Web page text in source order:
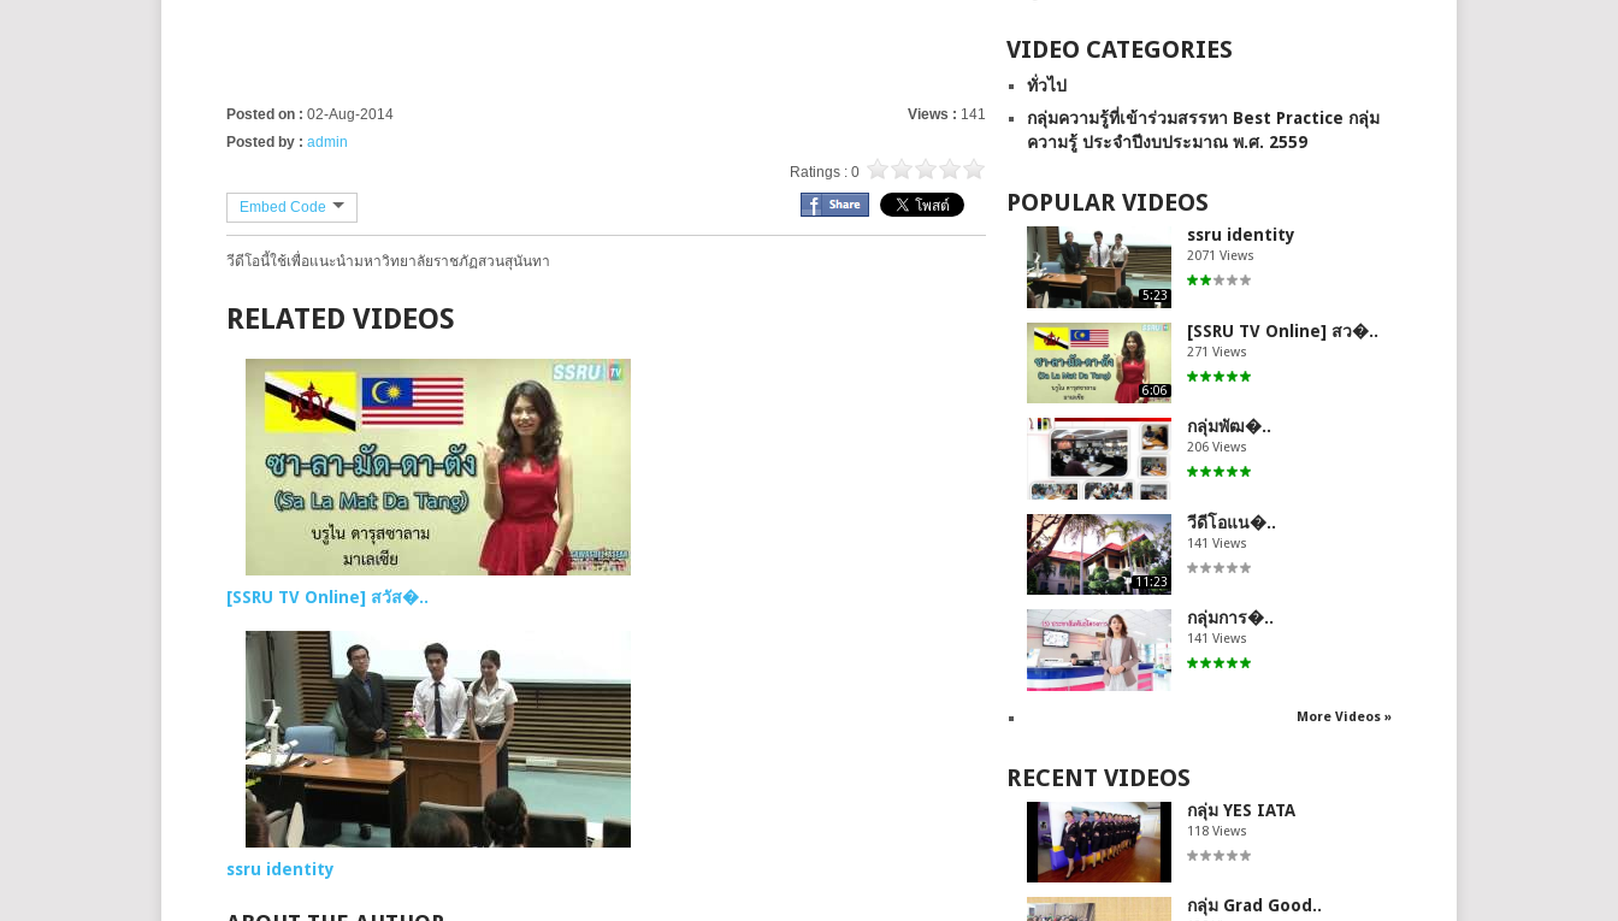
Posted on :02-Aug-2014 Views : 141
Posted by :admin
Ratings : 0
Embed Code
วีดีโอนี้ใช้เพื่อแนะนำมหาวิทยาลัยราชภัฏสวนสุนันทา
RELATED VIDEOS
[SSRU TV Online] สวัส�..
ssru identity
VIDEO CATEGORIES
ทั่วไป
กลุ่มความรู้ที่เข้าร่วมสรรหา Best Practice กลุ่ม
ความรู้ ประจำปีงบประมาณ พ.ศ. 2559
POPULAR VIDEOS
5:23
ssru identity
2071 Views
6:06
[SSRU TV Online] สว�..
271 Views
กลุ่มพัฒ�..
206 Views
11:23
วีดีโอแน�..
141 Views
กลุ่มการ�..
141 Views
More Videos »
RECENT VIDEOS
กลุ่ม YES IATA
118 Views
กลุ่ม Grad Good..